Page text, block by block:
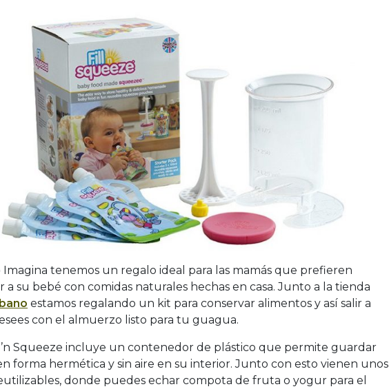
Imagina tenemos un regalo ideal para las mamás que prefieren
a su bebé con comidas naturales hechas en casa. Junto a la tienda
estamos regalando un kit para conservar alimentos y así salir a
con el almuerzo listo para tu guagua.
Squeeze incluye un contenedor de plástico que permite guardar
forma hermética y sin aire en su interior. Junto con esto vienen unos
donde puedes echar compota de fruta o yogur para el